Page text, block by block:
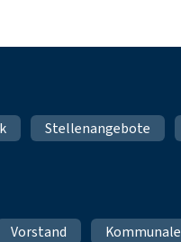
Stellenangebote
Vorstand